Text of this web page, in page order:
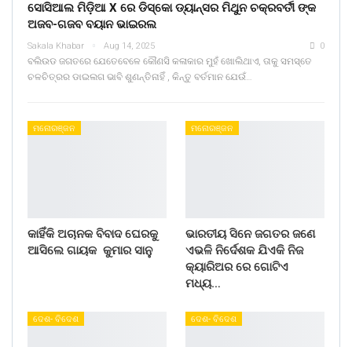
ସୋସିଆଲ ମିଡ଼ିଆ X ରେ ଡିସ୍କୋ ଡ୍ୟାନ୍ସର ମିଥୁନ ଚକ୍ରବର୍ତୀ ଙ୍କ
ଅଜବ-ଗଜବ ବୟାନ ଭାଇରଲ
Sakala Khabar Aug 14, 2025 0
ବଲିଉଡ ଜଗତରେ ଯେତେବେଳେ କୌଣସି କଳାକାର ମୁହଁ ଖୋଲିଥାଏ, ତାକୁ ସମସ୍ତେ
ଚଳଚିତ୍ରର ଡାଇଲଗ ଭାବି ଶୁଣନ୍ତିନାହିଁ , କିନ୍ତୁ ବର୍ତମାନ ଯେଉଁ…
ମନୋରଞ୍ଜନ
କାହିଁକି ଅଚାନକ ବିବାଦ ଘେରକୁ
ଆସିଲେ ଗାୟକ କୁମାର ସାନୁ
ମନୋରଞ୍ଜନ
ଭାରତୀୟ ସିନେ ଜଗତର ଜଣେ
ଏଭଳି ନିର୍ଦେଶକ ଯିଏକି ନିଜ
କ୍ୟାରିଅର ରେ ଗୋଟିଏ
ମଧ୍ୟ…
ଦେଶ- ବିଦେଶ ଦେଶ- ବିଦେଶ